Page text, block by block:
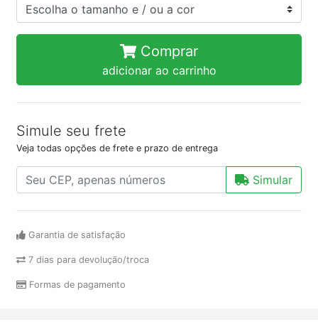
Comprar
adicionar ao carrinho
Simule seu frete
Veja todas opções de frete e prazo de entrega
Simular
Garantia de satisfação
7 dias para devolução/troca
Formas de pagamento